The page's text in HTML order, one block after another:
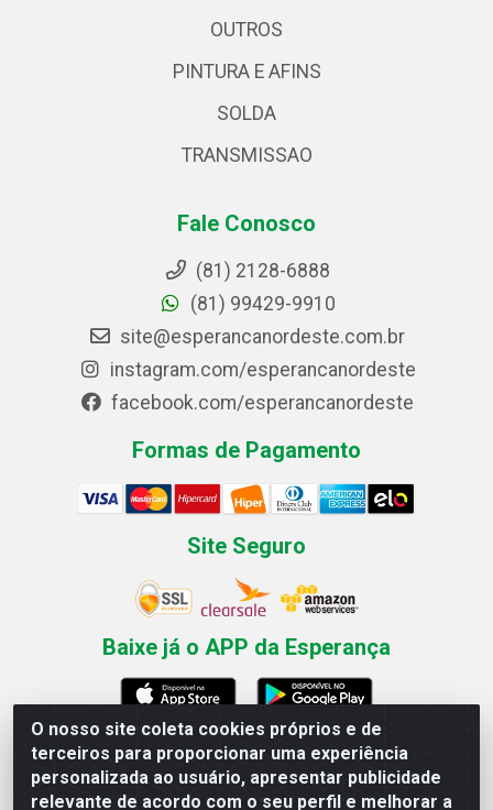
O nosso site coleta cookies próprios e de
terceiros para proporcionar uma experiência
personalizada ao usuário, apresentar publicidade
relevante de acordo com o seu perfil e melhorar a
OUTROS
PINTURA E AFINS
SOLDA
TRANSMISSAO
Fale Conosco
(81) 2128-6888
(81) 99429-9910
site@esperancanordeste.com.br
instagram.com/esperancanordeste
facebook.com/esperancanordeste
Formas de Pagamento
Site Seguro
Baixe já o APP da Esperança
Esperança Nordeste - Rua Professor Caldas Filho, 291 -
Estância - Recife / PE CEP: 50771-335 - CNPJ